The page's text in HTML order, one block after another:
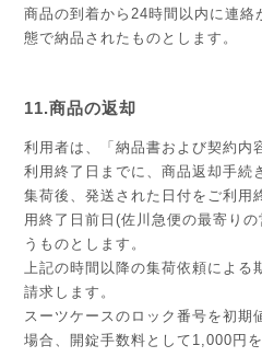
商品の到着から24時間以内に連絡
態で納品されたものとします。
11.商品の返却
利用者は、「納品書および契約内
利用終了日までに、商品返却手続
集荷後、発送された日付をご利用
用終了日前日(佐川急便の最寄り
うものとします。
上記の時間以降の集荷依頼による
請求します。
スーツケースのロック番号を初期
場合、開錠手数料として1,000円を